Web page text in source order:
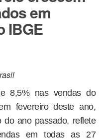
em
IBGE
8,5% nas vendas do
fevereiro deste ano,
do ano passado, reflete
em todas as 27